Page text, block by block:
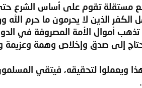
تقوم على أساس الشرع
الكفر الذين لا يحرمون ما حرم
تذهب أموال الأمة المصروفة في
تحتاج إلى صدق وإخلاص وهمة
ويعملوا لتحقيقه، فيتقي